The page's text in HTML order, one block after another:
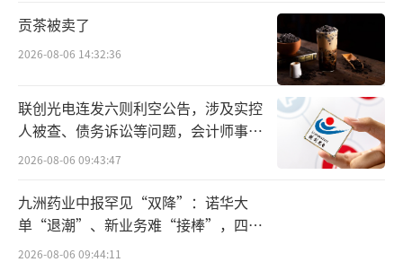
贝泰妮三季度实现增长在一定程度上反映
出其阶段性策略布局的正确性。一系列的降本
增效措施实施之下，2025年前三季度，贝泰妮
营业成本为8.89亿元，同比减少15.75%；实现
销售毛利率约74.33%，销售毛利率较上年同期
增加约0.6个百分点。此外，前三季度，贝泰妮
的销售费用也进行了缩减，销售费用为18.38亿
元，同比下降8.55%。
贡茶被卖了
2026-08-06 14:32:36
联创光电连发六则利空公告，涉及实控
人被查、债务诉讼等问题，会计师事务
所曾出具“保留意见”
2026-08-06 09:43:47
九洲药业中报罕见“双降”：诺华大
单“退潮”、新业务难“接棒”，四大
难关待闯
2026-08-06 09:44:11